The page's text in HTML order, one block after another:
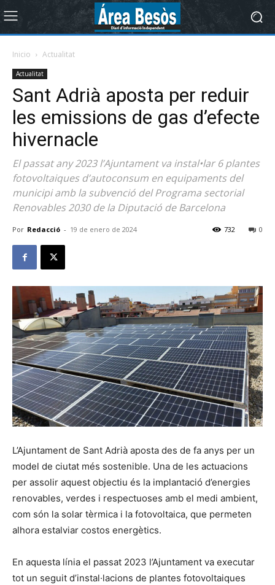
Inicio Actualitat
Actualitat
Sant Adrià aposta per reduir
les emissions de gas d’efecte
hivernacle
El passat any 2023 l’Ajuntament va instal•lar 6 plantes
fotovoltaiques d’autoconsum en equipaments del
municipi amb la subvenció del Programa sectorial
Renovables 2030 de la Diputació de Barcelona
Por Redacció - 19 de enero de 2024 0
732
L’Ajuntament de Sant Adrià aposta des de fa anys per un
model de ciutat més sostenible. Una de les actuacions
per assolir aquest objectiu és la implantació d’energies
renovables, verdes i respectuoses amb el medi ambient,
com són la solar tèrmica i la fotovoltaica, que permeten
alhora estalviar costos energètics.
En aquesta línia el passat 2023 l’Ajuntament va executar
tot un seguit d’instal·lacions de plantes fotovoltaiques